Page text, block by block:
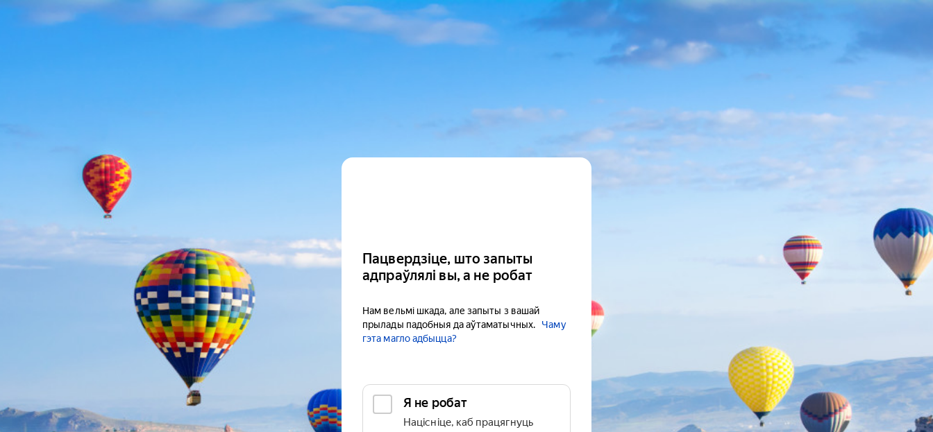
Пацвердзіце, што запыты
адпраўлялі вы, а не робат
Нам вельмі шкада, але запыты з вашай
прылады падобныя да аўтаматычных.
Чаму
гэта магло адбыцца?
Я не робат
Націсніце, каб працягнуць